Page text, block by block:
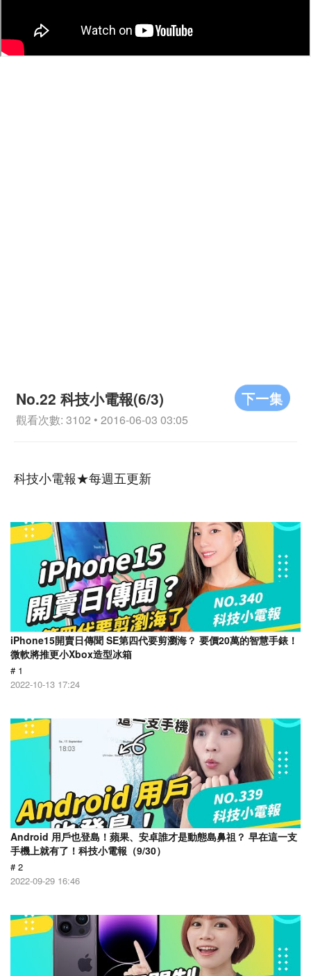
下一集
No.22 科技小電報(6/3)
觀看次數: 3102 • 2016-06-03 03:05
科技小電報★每週五更新
iPhone15開賣日傳聞 SE第四代要剪瀏海？ 要價20萬的智慧手錶！
微軟將推更小Xbox造型冰箱
# 1
2022-10-13 17:24
Android 用戶也登島！蘋果、安卓誰才是動態島鼻祖？ 早在這一支
手機上就有了！科技小電報（9/30）
# 2
2022-09-29 16:46